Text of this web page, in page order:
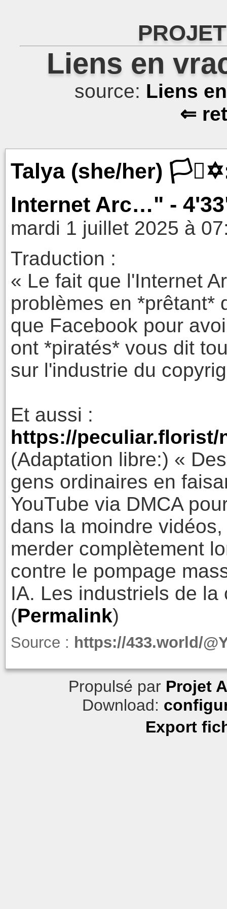
Liens en
source: Liens
⇐
Talya (she/her)
Internet Arc…" -
mardi 1 juillet 2025 à
Traduction :
« Le fait que l'Internet
problèmes en *prêtant*
que Facebook pour
ont *piratés* vous dit
sur l'industrie du
Et aussi :
https://peculiar.florist/
(Adaptation libre:) «
gens ordinaires en
YouTube via DMCA
dans la moindre
merder complètement
contre le pompage
IA. Les industriels de
(Permalink)
Source : https://433.world/
Propulsé par Projet
Download:
Export